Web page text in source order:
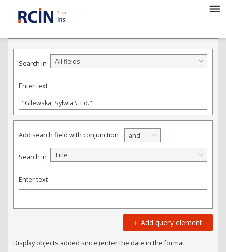
ADVANCED SEARCH
Search in All fields
Enter text
Add search field with conjunction and
Search in Title
Enter text
Add query element
Display objects added since (enter the date in the format